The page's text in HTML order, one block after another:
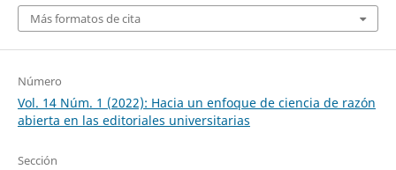
Más formatos de cita
Número
Vol. 14 Núm. 1 (2022): Hacia un enfoque de ciencia de razón
abierta en las editoriales universitarias
Sección